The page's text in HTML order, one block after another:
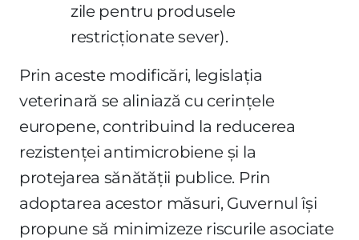
zile pentru produsele
restricționate sever).
Prin aceste modificări, legislația
veterinară se aliniază cu cerințele
europene, contribuind la reducerea
rezistenței antimicrobiene și la
protejarea sănătății publice. Prin
adoptarea acestor măsuri, Guvernul își
propune să minimizeze riscurile asociate